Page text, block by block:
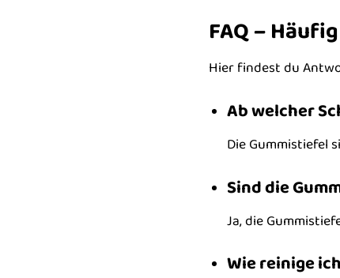
FAQ –
Hier findest du
Ab welcher
Die Gummistiefel
Sind die
Ja, die
Wie reinige